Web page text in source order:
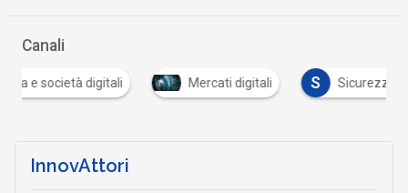
Canali
digitali Mercati digitali S Sicurezza digitale
InnovAttori